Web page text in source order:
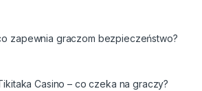
zapewnia graczom bezpieczeństwo?
Casino – co czeka na graczy?